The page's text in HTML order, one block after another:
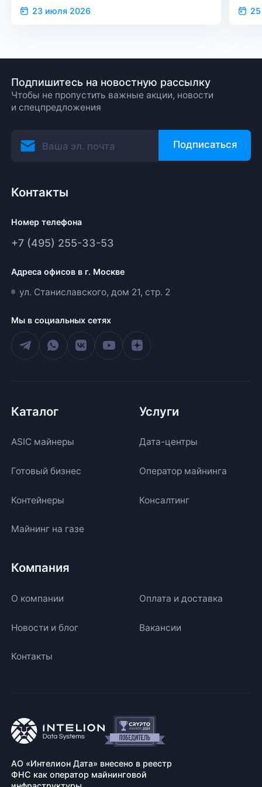
23 июля 2026
Подпишитесь на новостную рассылку
Чтобы не пропустить важные акции, новости
и спецпредложения
Подписаться
Контакты
Номер телефона
+7 (495) 255-33-53
Адреса офисов в г. Москве
ул. Станиславского, дом 21, стр. 2
Мы в социальных сетях
Каталог
ASIC майнеры
Готовый бизнес
Контейнеры
Майнинг на газе
Услуги
Дата-центры
Оператор майнинга
Консалтинг
Компания
О компании Оплата и доставка
Новости и блог Вакансии
Контакты
АО «Интелион Дата» внесено в реестр
ФНС как оператор майнинговой